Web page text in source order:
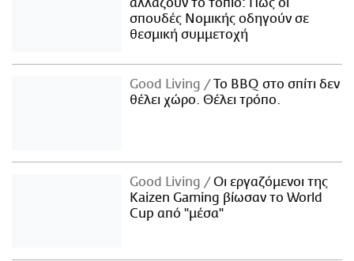
σπουδές Νομικής οδηγούν σε
θεσμική συμμετοχή
Good Living
Το BBQ στο σπίτι δεν
θέλει χώρο. Θέλει τρόπο.
Good Living
Οι εργαζόμενοι της
Kaizen Gaming βίωσαν το World
Cup από "μέσα"